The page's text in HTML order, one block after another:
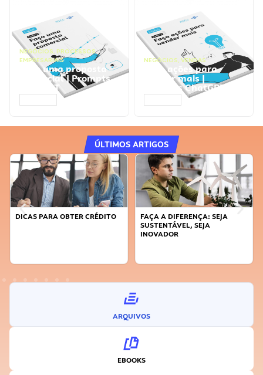
NEGÓCIOS, PROCESSOS
EMPRESARIAIS
Faça uma proposta
comercial | Prompts
ChatGPT
NEGÓCIOS, VENDAS
Faça ações para
vender mais |
Prompts ChatGPT
ÚLTIMOS ARTIGOS
DICAS PARA OBTER CRÉDITO
FAÇA A DIFERENÇA: SEJA
SUSTENTÁVEL, SEJA
INOVADOR
ARQUIVOS
EBOOKS